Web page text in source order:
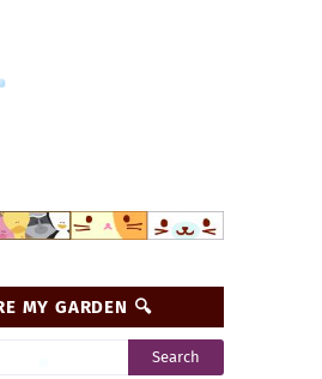
MY GARDEN 🔍